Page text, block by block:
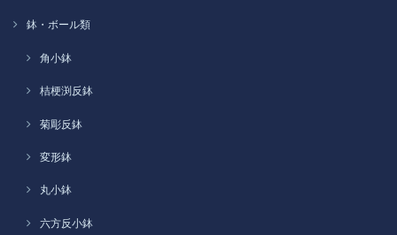
鉢・ボール類
角小鉢
桔梗渕反鉢
菊彫反鉢
変形鉢
丸小鉢
六方反小鉢